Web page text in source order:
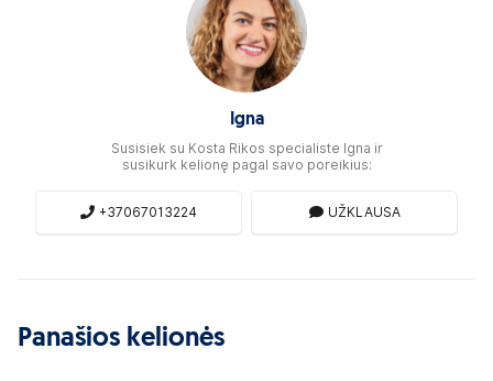
Igna
Susisiek su Kosta Rikos specialiste Igna ir
susikurk kelionę pagal savo poreikius:
+37067013224 UŽKLAUSA
Panašios kelionės